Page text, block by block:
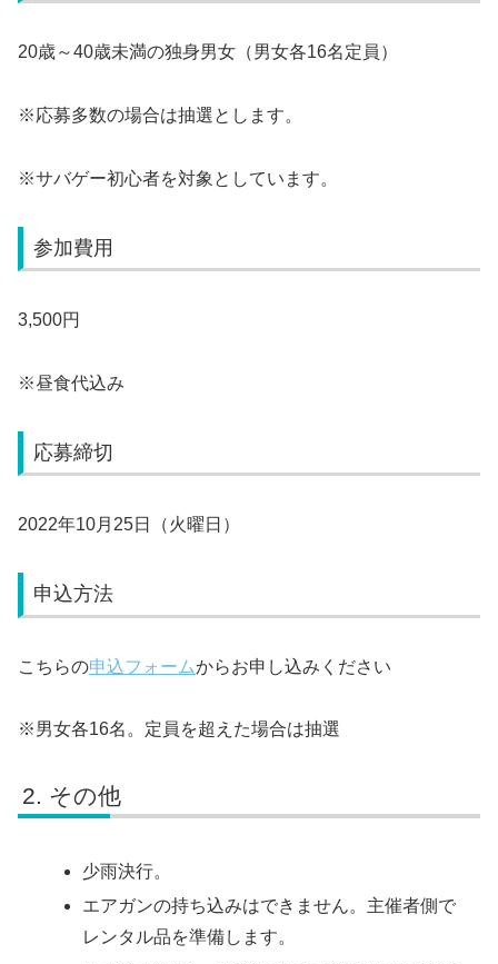
20歳～40歳未満の独身男女（男女各16名定員）
※応募多数の場合は抽選とします。
※サバゲー初心者を対象としています。
参加費用
3,500円
※昼食代込み
応募締切
2022年10月25日（火曜日）
申込方法
こちらの申込フォームからお申し込みください
※男女各16名。定員を超えた場合は抽選
その他
少雨決行。
エアガンの持ち込みはできません。主催者側で
レンタル品を準備します。